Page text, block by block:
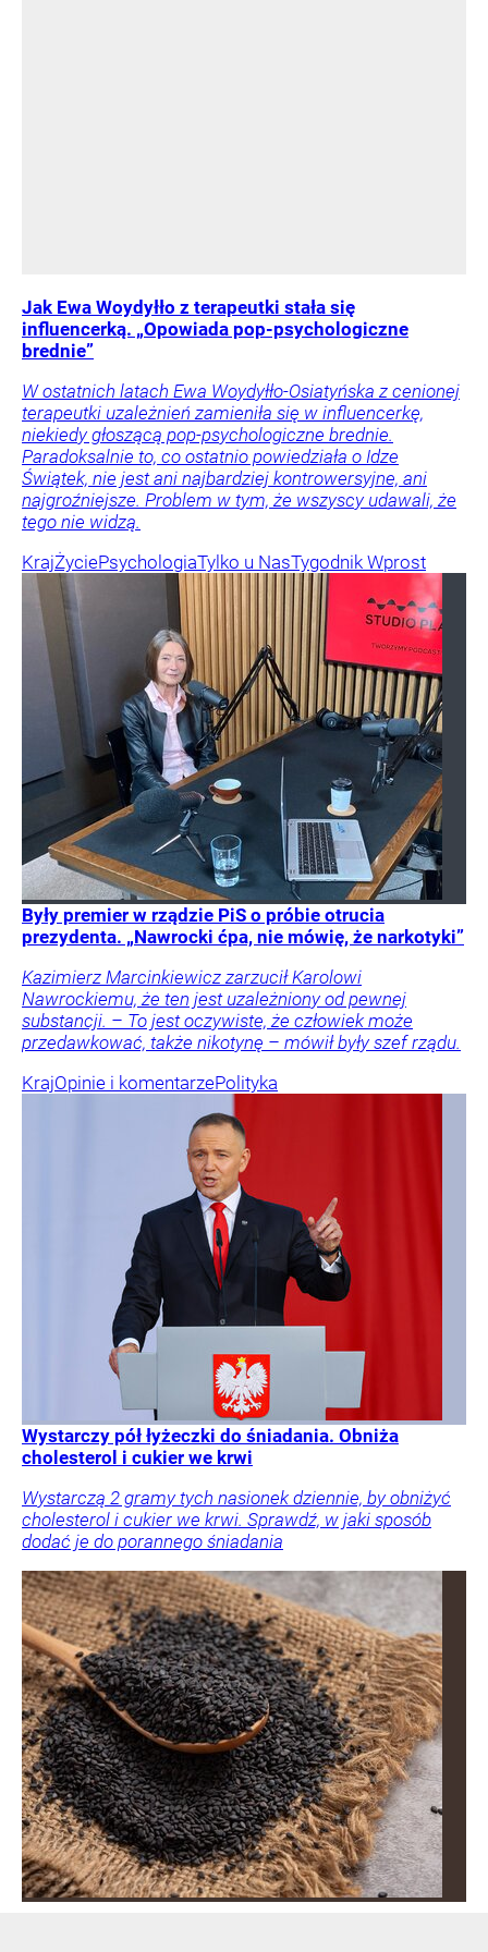
Jak Ewa Woydyłło z terapeutki stała się
influencerką. „Opowiada pop-psychologiczne
brednie”
W ostatnich latach Ewa Woydyłło-Osiatyńska z cenionej
terapeutki uzależnień zamieniła się w influencerkę,
niekiedy głoszącą pop-psychologiczne brednie.
Paradoksalnie to, co ostatnio powiedziała o Idze
Świątek, nie jest ani najbardziej kontrowersyjne, ani
najgroźniejsze. Problem w tym, że wszyscy udawali, że
tego nie widzą.
KrajŻyciePsychologiaTylko u NasTygodnik Wprost
Były premier w rządzie PiS o próbie otrucia
prezydenta. „Nawrocki ćpa, nie mówię, że narkotyki”
Kazimierz Marcinkiewicz zarzucił Karolowi
Nawrockiemu, że ten jest uzależniony od pewnej
substancji. – To jest oczywiste, że człowiek może
przedawkować, także nikotynę – mówił były szef rządu.
KrajOpinie i komentarzePolityka
Wystarczy pół łyżeczki do śniadania. Obniża
cholesterol i cukier we krwi
Wystarczą 2 gramy tych nasionek dziennie, by obniżyć
cholesterol i cukier we krwi. Sprawdź, w jaki sposób
dodać je do porannego śniadania